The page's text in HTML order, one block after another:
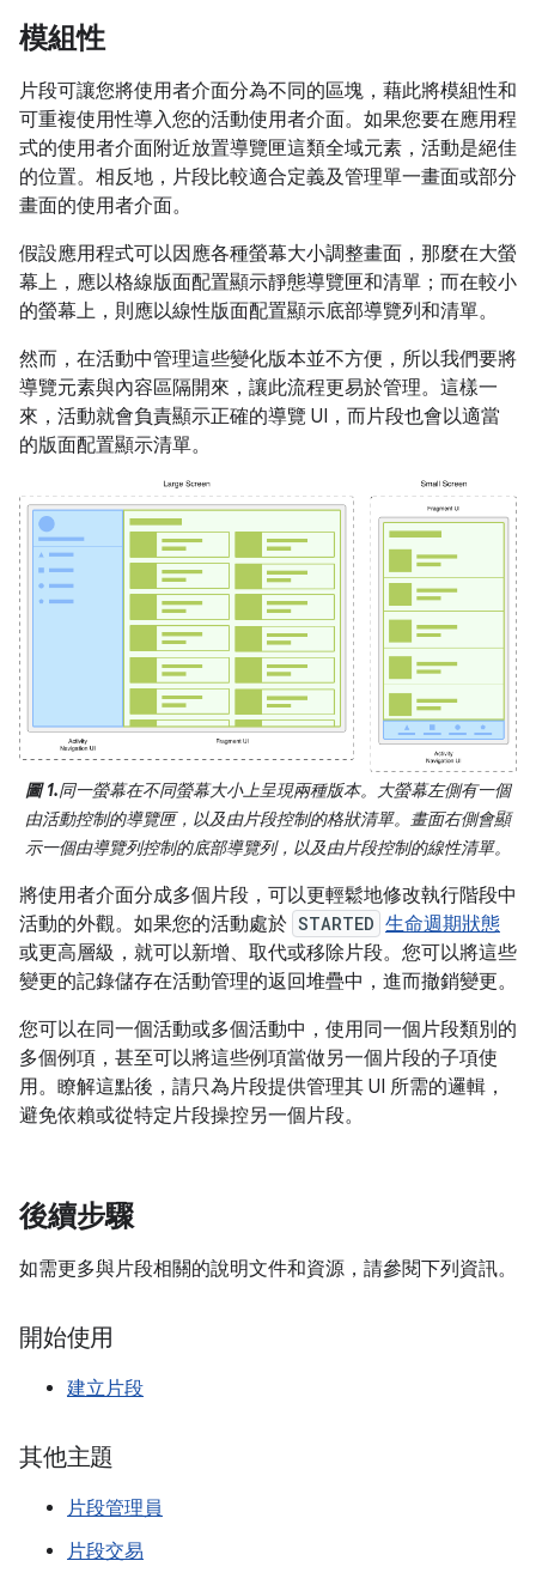
模組性
片段可讓您將使用者介面分為不同的區塊，藉此將模組性和
可重複使用性導入您的活動使用者介面。如果您要在應用程
式的使用者介面附近放置導覽匣這類全域元素，活動是絕佳
的位置。相反地，片段比較適合定義及管理單一畫面或部分
畫面的使用者介面。
假設應用程式可以因應各種螢幕大小調整畫面，那麼在大螢
幕上，應以格線版面配置顯示靜態導覽匣和清單；而在較小
的螢幕上，則應以線性版面配置顯示底部導覽列和清單。
然而，在活動中管理這些變化版本並不方便，所以我們要將
導覽元素與內容區隔開來，讓此流程更易於管理。這樣一
來，活動就會負責顯示正確的導覽 UI，而片段也會以適當
的版面配置顯示清單。
圖 1.同一螢幕在不同螢幕大小上呈現兩種版本。大螢幕左側有一個
由活動控制的導覽匣，以及由片段控制的格狀清單。畫面右側會顯
示一個由導覽列控制的底部導覽列，以及由片段控制的線性清單。
將使用者介面分成多個片段，可以更輕鬆地修改執行階段中
活動的外觀。如果您的活動處於 STARTED 生命週期狀態
或更高層級，就可以新增、取代或移除片段。您可以將這些
變更的記錄儲存在活動管理的返回堆疊中，進而撤銷變更。
您可以在同一個活動或多個活動中，使用同一個片段類別的
多個例項，甚至可以將這些例項當做另一個片段的子項使
用。瞭解這點後，請只為片段提供管理其 UI 所需的邏輯，
避免依賴或從特定片段操控另一個片段。
後續步驟
如需更多與片段相關的說明文件和資源，請參閱下列資訊。
開始使用
建立片段
其他主題
片段管理員
片段交易